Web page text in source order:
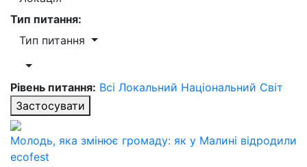
Тип питання:
Тип питання
Рівень питання: Всі Локальний Національний Світ
Застосувати
Молодь, яка змінює громаду: як у Малині відродили
ecofest